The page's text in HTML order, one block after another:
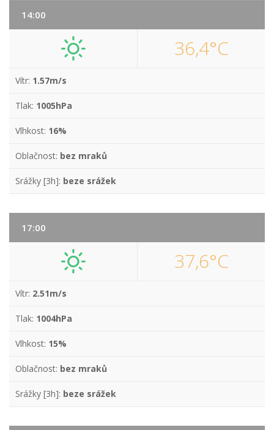
14:00
36,4°C
Vítr: 1.57m/s
Tlak: 1005hPa
Vlhkost: 16%
Oblačnost: bez mraků
Srážky [3h]: beze srážek
17:00
37,6°C
Vítr: 2.51m/s
Tlak: 1004hPa
Vlhkost: 15%
Oblačnost: bez mraků
Srážky [3h]: beze srážek